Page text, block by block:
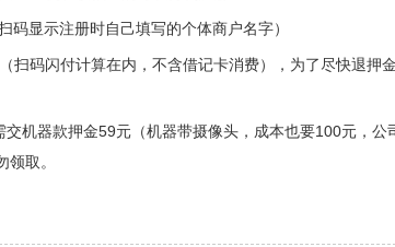
显示注册时自己填写的个体商户名字）
扫码闪付计算在内，不含借记卡消费），为了尽快退押
机器款押金59元（机器带摄像头，成本也要100元，
取。